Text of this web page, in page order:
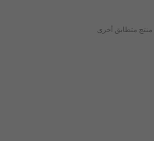
منتج متطابق أخرى